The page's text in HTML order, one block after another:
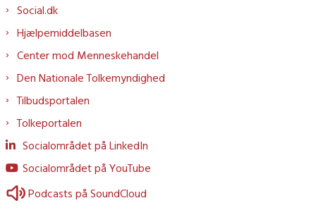
Social.dk
Hjælpemiddelbasen
Center mod Menneskehandel
Den Nationale Tolkemyndighed
Tilbudsportalen
Tolkeportalen
Socialområdet på LinkedIn
Socialområdet på YouTube
Podcasts på SoundCloud